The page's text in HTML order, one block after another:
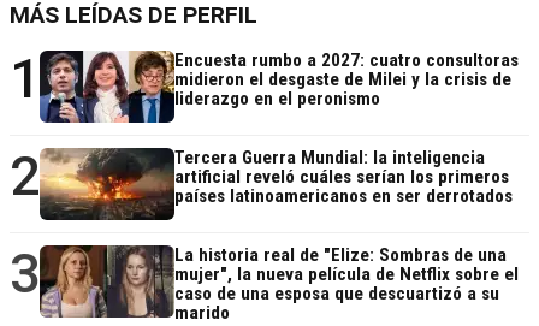
MÁS LEÍDAS DE PERFIL
1
Encuesta rumbo a 2027: cuatro consultoras
midieron el desgaste de Milei y la crisis de
liderazgo en el peronismo
2
Tercera Guerra Mundial: la inteligencia
artificial reveló cuáles serían los primeros
países latinoamericanos en ser derrotados
3
La historia real de "Elize: Sombras de una
mujer", la nueva película de Netflix sobre el
caso de una esposa que descuartizó a su
marido